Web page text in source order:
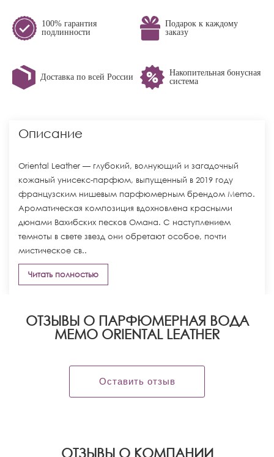
100% гарантия
подлинности
Подарок к каждому
заказу
Доставка по всей России
Накопительная бонусная
система
Описание
Oriental Leather — глубокий, волнующий и загадочный
кожаный унисекс-парфюм, выпущенный в 2019 году
французским нишевым парфюмерным брендом Memo.
Ароматическая композиция вдохновлена красными
дюнами Вахибских песков Омана. С наступлением
темноты в свете звезд они обретают особое, почти
мистическое св..
Читать полностью
ОТЗЫВЫ О ПАРФЮМЕРНАЯ ВОДА
MEMO ORIENTAL LEATHER
Оставить отзыв
OТЗЫВЫ О КОМПАНИИ